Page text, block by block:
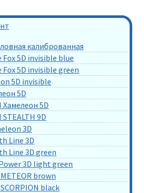
калиброванная
Fox 5D invisible blue
Fox 5D invisible green
5D invisible
5D
Хамелеон 5D
9D
3D
Line 3D
Line 3D green
3D light green
brown
black